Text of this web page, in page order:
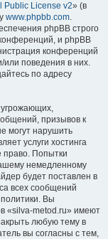
Public License v2» (в
www.phpbb.com.
phpBB строго
и phpBB
конференций
или поведения в них.
по адресу
призывов к
могут нарушить
услуги хостинга
Попытки
немедленному
будет поставлен в
всех сообщений
Вы
«silva-metod.ru» имеют
любую тему в
вы согласны с тем,